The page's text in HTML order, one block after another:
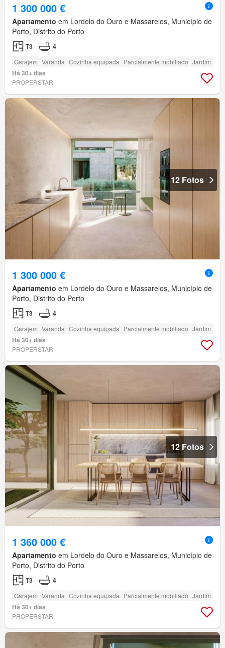
1 300 000 €
Apartamento em Lordelo do Ouro e Massarelos, Município de
Porto, Distrito do Porto
T3 4
Garajem Varanda Cozinha equipada Parcialmente mobiliado Jardim
Há 30+ dias
PROPERSTAR
12 Fotos
1 300 000 €
Apartamento em Lordelo do Ouro e Massarelos, Município de
Porto, Distrito do Porto
T3 4
Garajem Varanda Cozinha equipada Parcialmente mobiliado Jardim
Há 30+ dias
PROPERSTAR
12 Fotos
1 360 000 €
Apartamento em Lordelo do Ouro e Massarelos, Município de
Porto, Distrito do Porto
T3 4
Garajem Varanda Cozinha equipada Parcialmente mobiliado Jardim
Há 30+ dias
PROPERSTAR